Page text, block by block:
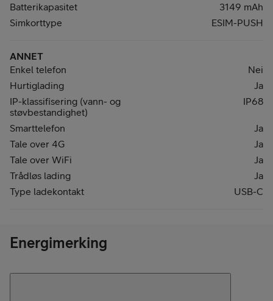
Batterikapasitet
3149 mAh
Simkorttype
ESIM-PUSH
ANNET
Enkel telefon
Nei
Hurtiglading
Ja
IP-klassifisering (vann- og
støvbestandighet)
IP68
Smarttelefon
Ja
Tale over 4G
Ja
Tale over WiFi
Ja
Trådløs lading
Ja
Type ladekontakt
USB-C
Energimerking